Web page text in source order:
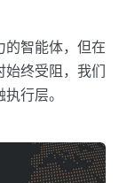
的智能体，但在
始终受阻，我们
行层。